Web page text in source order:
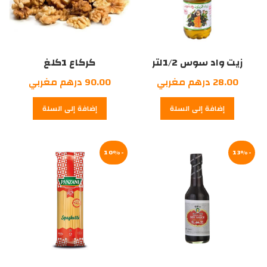
زيت واد سوس 1/2لتر
28.00 درهم مغربي
إضافة إلى السلة
كركاع 1كلغ
90.00 درهم مغربي
إضافة إلى السلة
-13%
-10%